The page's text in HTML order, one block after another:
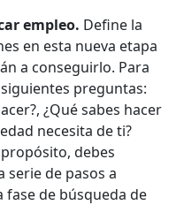
empleo. Define la
en esta nueva etapa
a conseguirlo. Para
preguntas:
¿Qué sabes hacer
necesita de ti?
debes
serie de pasos a
de búsqueda de